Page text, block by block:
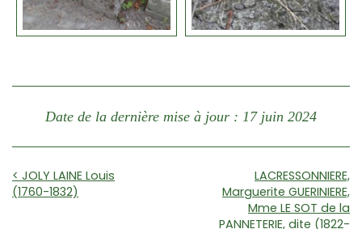
Date de la dernière mise à jour : 17 juin 2024
< JOLY LAINE Louis
(1760-1832)
LACRESSONNIERE,
Marguerite GUERINIERE,
Mme LE SOT de la
PANNETERIE, dite (1822-